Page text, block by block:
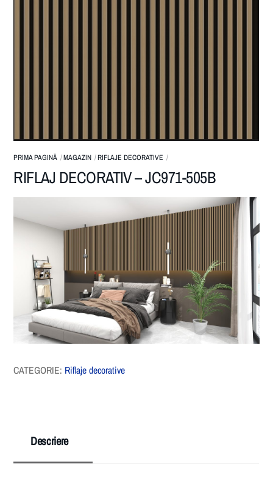
PRIMA PAGINĂ MAGAZIN RIFLAJE DECORATIVE
RIFLAJ DECORATIV – JC971-505B
CATEGORIE: Riflaje decorative
Descriere